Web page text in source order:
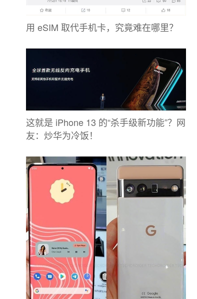
用 eSIM 取代手机卡，究竟难在哪里？
这就是 iPhone 13 的“杀手级新功能”？网
友：炒华为冷饭！